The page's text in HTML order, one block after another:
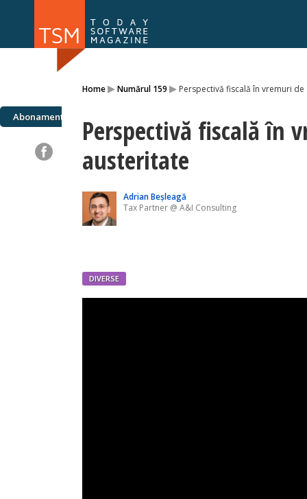
Home▸Numărul 159 ▸ Perspectivă fiscală în vremuri
Abonamente
Perspectivă fiscală în
austeritate
Adrian Beșleagă
Tax Partner @ A&I Consulting
DIVERSE